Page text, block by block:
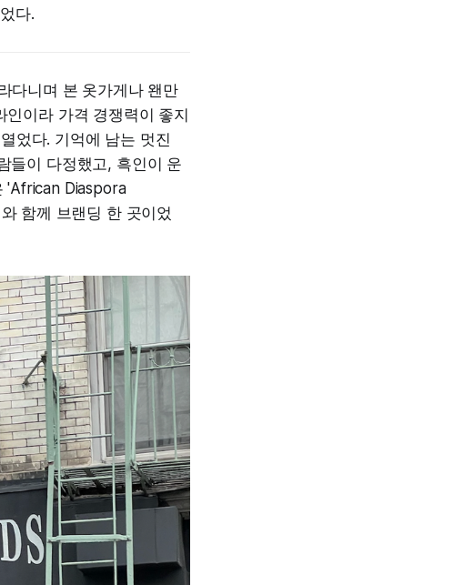
다.
다니며 본 옷가게나 왠만
이라 가격 경쟁력이 좋지
었다. 기억에 남는 멋진
들이 다정했고, 흑인이 운
'African Diaspora
함께 브랜딩 한 곳이었